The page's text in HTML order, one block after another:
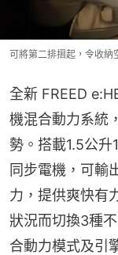
可將第二排摺起，令收納
全新 FREED
機混合動力系統
勢。搭載1.5公
同步電機，可輸
力，提供爽快有
狀況而切換3種
合動力模式及引